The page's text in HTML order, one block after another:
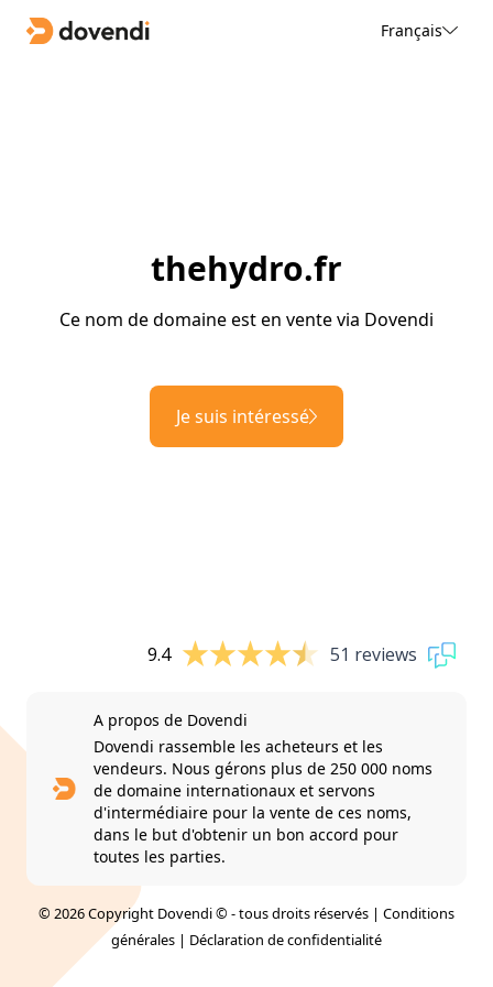
Français
thehydro.fr
Ce nom de domaine est en vente via Dovendi
Je suis intéressé
9.4 51 reviews
A propos de Dovendi
Dovendi rassemble les acheteurs et les
vendeurs. Nous gérons plus de 250 000 noms
de domaine internationaux et servons
d'intermédiaire pour la vente de ces noms,
dans le but d'obtenir un bon accord pour
toutes les parties.
© 2026 Copyright Dovendi © - tous droits réservés | Conditions
générales | Déclaration de confidentialité